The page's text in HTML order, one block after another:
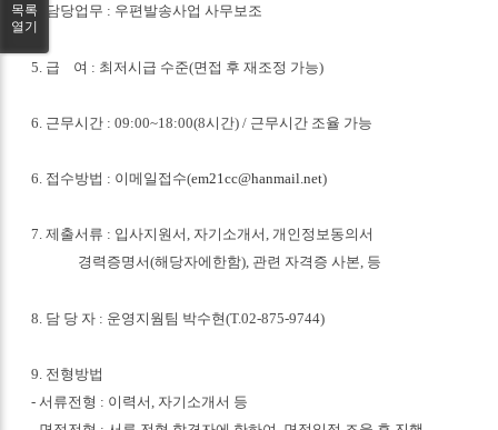
4. 담당업무 : 우편발송사업 사무보조
5. 급 여 : 최저시급 수준(면접 후 재조정 가능)
6. 근무시간 : 09:00~18:00(8시간) / 근무시간 조율 가능
6. 접수방법 : 이메일접수(em21cc@hanmail.net)
7. 제출서류 : 입사지원서, 자기소개서, 개인정보동의서
경력증명서(해당자에한함), 관련 자격증 사본, 등
8. 담 당 자 : 운영지웜팀 박수현(T.02-875-9744)
9. 전형방법
- 서류전형 : 이력서, 자기소개서 등
목록
열기